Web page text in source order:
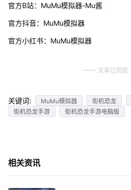
官方B站：MuMu模拟器-Mu酱
官方抖音：MuMu模拟器
官方小红书：MuMu模拟器
文章已到底
关键词: MuMu模拟器 街机恐龙
街机恐龙手游
街机恐龙手游电脑版
相关资讯